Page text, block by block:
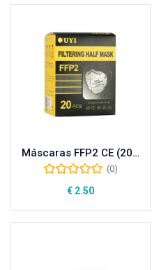
Máscaras FFP2 CE (20 UNI)
(0)
€ 2.50